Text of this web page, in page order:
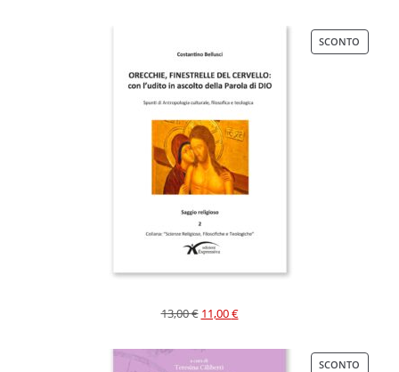
SCONTO
13,00€ 11,00€
SCONTO